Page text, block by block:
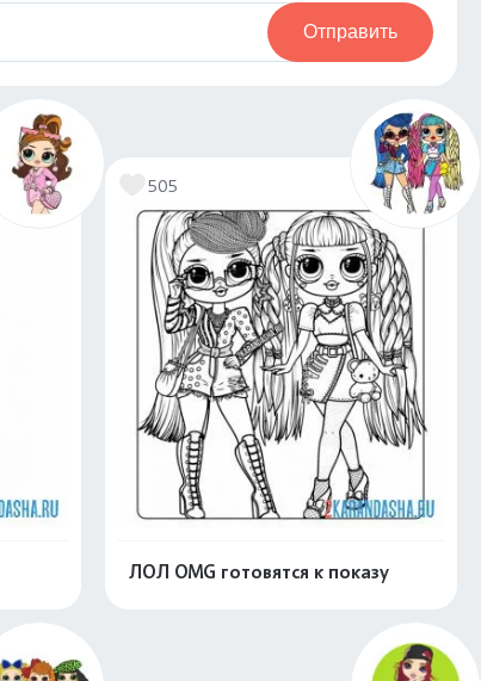
Отправить
505
ЛОЛ OMG готовятся к показу